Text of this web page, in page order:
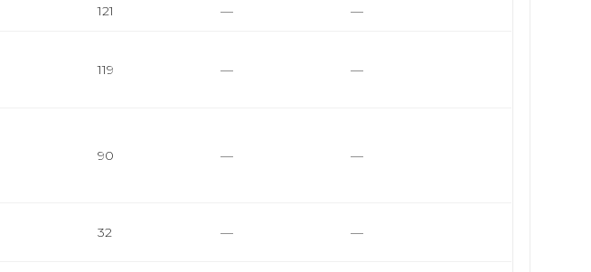
121 — —
119 — —
90 — —
32 — —